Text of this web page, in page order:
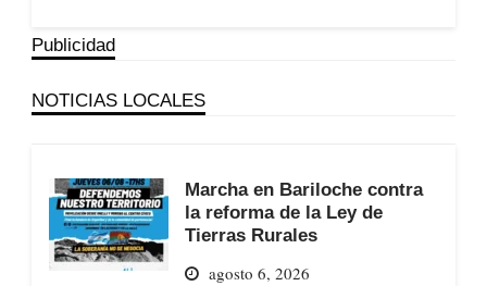
Publicidad
NOTICIAS LOCALES
Marcha en Bariloche contra
la reforma de la Ley de
Tierras Rurales
agosto 6, 2026